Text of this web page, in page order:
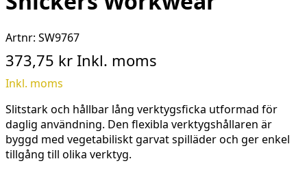
Artnr: SW9767
373,75 kr Inkl. moms
Inkl. moms
Slitstark och hållbar lång verktygsficka utformad för
daglig användning. Den flexibla verktygshållaren är
byggd med vegetabiliskt garvat spilläder och ger enkel
tillgång till olika verktyg.